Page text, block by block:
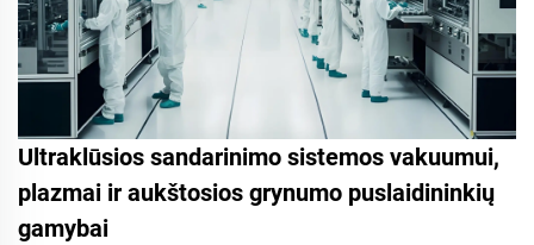
Ultraklūsios sandarinimo sistemos vakuumui,
plazmai ir aukštosios grynumo puslaidininkių
gamybai